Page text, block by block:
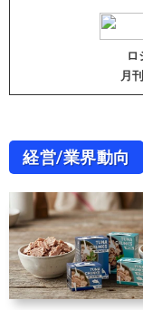
ロ
月
経営/業界動向